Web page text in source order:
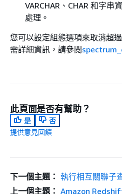
VARCHAR、CHAR 和字串
處理。
您可以設定組態選項來取消超
需詳細資訊，請參閱
此頁面是否有幫助？
是
否
提供意見回饋
下一個主題： 執行相互關聯子
上一個主題： Amazon